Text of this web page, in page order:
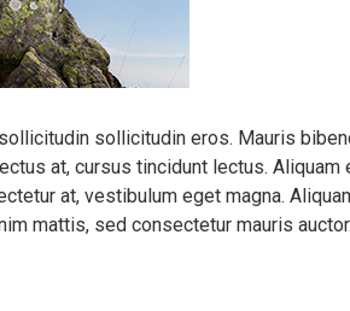
sollicitudin eros. Mauris
at, cursus tincidunt lectus.
at, vestibulum eget magna.
mattis, sed consectetur mauris